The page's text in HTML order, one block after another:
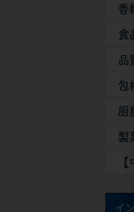
香
食
品
包
厨
製